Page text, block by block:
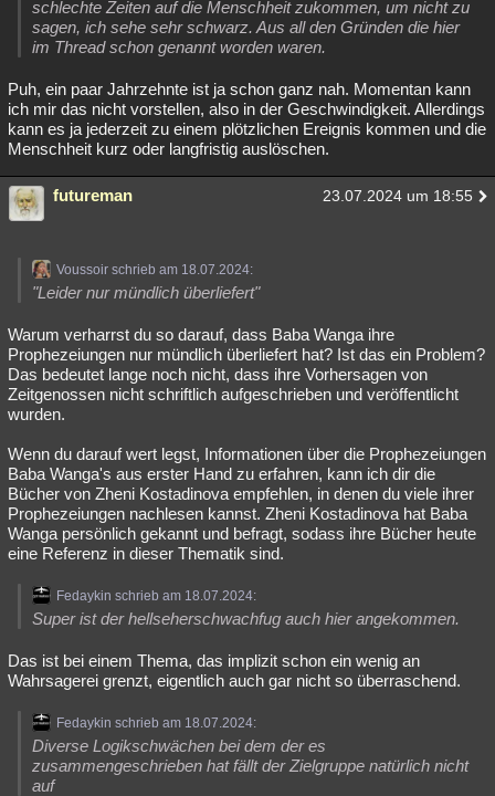
schlechte Zeiten auf die Menschheit zukommen, um nicht zu
sagen, ich sehe sehr schwarz. Aus all den Gründen die hier
im Thread schon genannt worden waren.
Puh, ein paar Jahrzehnte ist ja schon ganz nah. Momentan kann
ich mir das nicht vorstellen, also in der Geschwindigkeit. Allerdings
kann es ja jederzeit zu einem plötzlichen Ereignis kommen und die
Menschheit kurz oder langfristig auslöschen.
futureman 23.07.2024 um 18:55
Voussoir schrieb am 18.07.2024:
"Leider nur mündlich überliefert"
Warum verharrst du so darauf, dass Baba Wanga ihre
Prophezeiungen nur mündlich überliefert hat? Ist das ein Problem?
Das bedeutet lange noch nicht, dass ihre Vorhersagen von
Zeitgenossen nicht schriftlich aufgeschrieben und veröffentlicht
wurden.
Wenn du darauf wert legst, Informationen über die Prophezeiungen
Baba Wanga's aus erster Hand zu erfahren, kann ich dir die
Bücher von Zheni Kostadinova empfehlen, in denen du viele ihrer
Prophezeiungen nachlesen kannst. Zheni Kostadinova hat Baba
Wanga persönlich gekannt und befragt, sodass ihre Bücher heute
eine Referenz in dieser Thematik sind.
Fedaykin schrieb am 18.07.2024:
Super ist der hellseherschwachfug auch hier angekommen.
Das ist bei einem Thema, das implizit schon ein wenig an
Wahrsagerei grenzt, eigentlich auch gar nicht so überraschend.
Fedaykin schrieb am 18.07.2024:
Diverse Logikschwächen bei dem der es
zusammengeschrieben hat fällt der Zielgruppe natürlich nicht
auf